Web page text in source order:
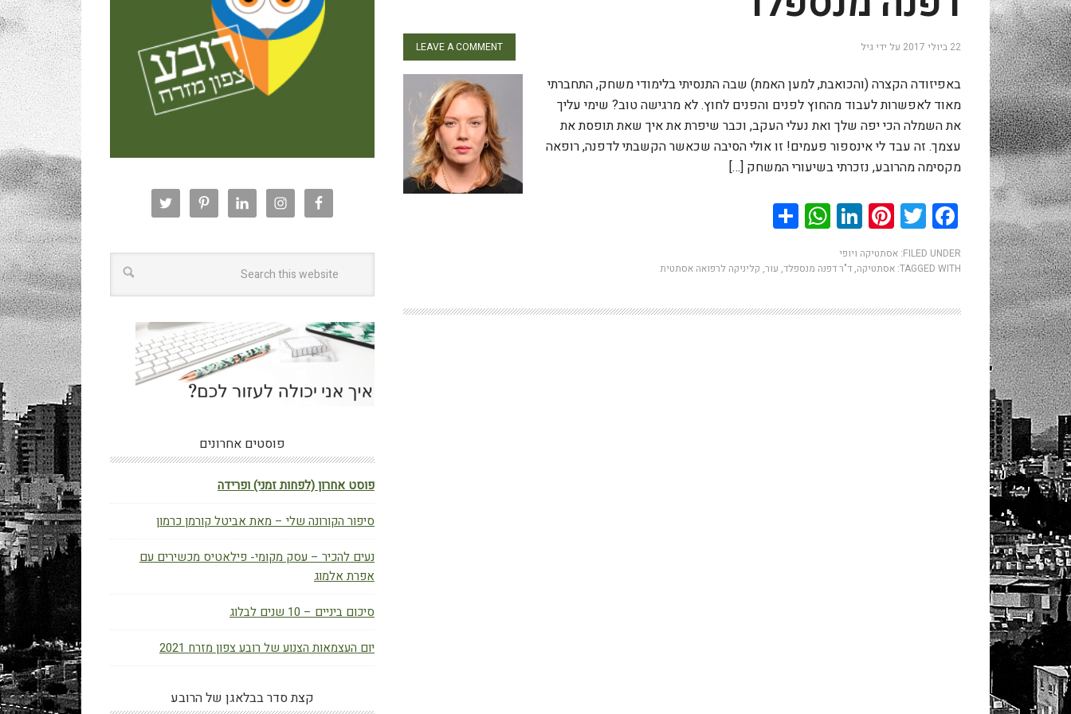
22 ביולי 2017 על ידיגיל LEAVE A COMMENT
באפיזודה הקצרה (והכואבת, למען האמת) שבה התנסיתי בלימודי משחק, התחברתי
מאוד לאפשרות לעבוד מהחוץ לפנים והפנים לחוץ. לא מרגישה טוב? שימי עליך
את השמלה הכי יפה שלך ואת נעלי העקב, וכבר שיפרת את איך שאת תופסת את
עצמך. זה עבד לי אינספור פעמים! זו אולי הסיבה שכאשר הקשבתי לדפנה, רופאה
מקסימה מהרובע, נזכרתי בשיעורי המשחק […]
Facebook
Twitter
Pinterest
LinkedIn
WhatsApp
FILED UNDER: אסתטיקה ויופי
TAGGED WITH: אסתטיקה, ד"ר דפנה מנספלד, עור, קליניקה לרפואה אסתטית
פוסטים אחרונים
פוסט אחרון (לפחות זמני) ופרידה
סיפור הקורונה שלי – מאת אביטל קורמן כרמון
נעים להכיר – עסק מקומי- פילאטיס מכשירים עם
אפרת אלמוג
סיכום ביניים – 10 שנים לבלוג
יום העצמאות הצנוע של רובע צפון מזרח 2021
קצת סדר בבלאגן של הרובע